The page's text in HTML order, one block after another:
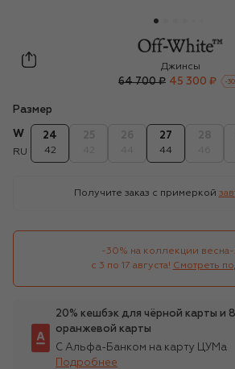
Off-White
Джинсы
64 700 ₽ 45 300 ₽ -30
Размер
W
RU
24
42
27
44
Получите заказ с примеркой
-30% на коллекции весна-
с 3 по 17 августа! Смотреть
20% кешбэк для чёрной карты и
оранжевой карты
С Альфа-Банком на карту ЦУМа
Подробнее